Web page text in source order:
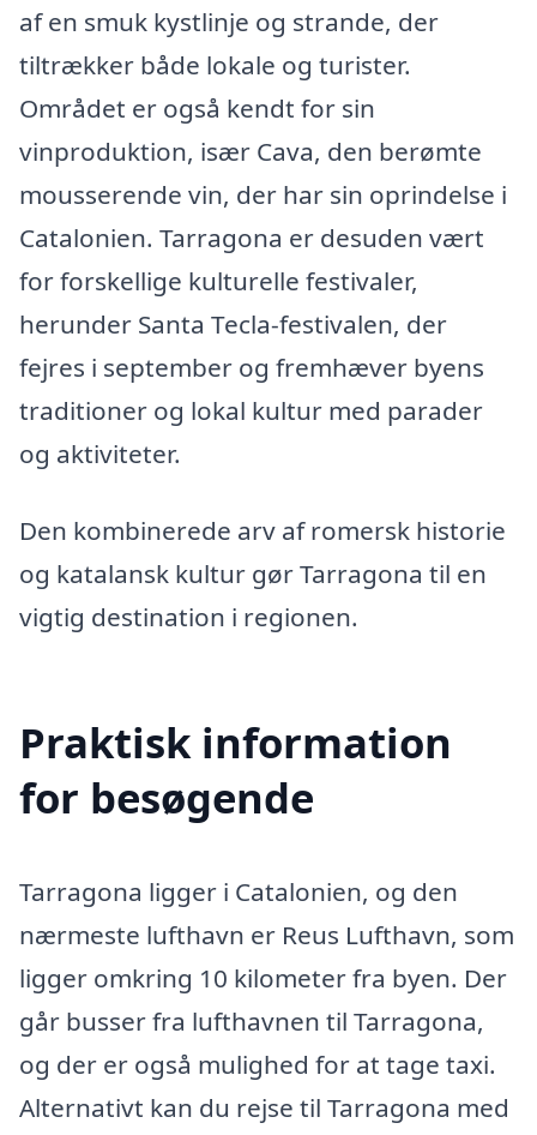
af en smuk kystlinje og strande, der
tiltrækker både lokale og turister.
Området er også kendt for sin
vinproduktion, især Cava, den berømte
mousserende vin, der har sin oprindelse i
Catalonien. Tarragona er desuden vært
for forskellige kulturelle festivaler,
herunder Santa Tecla-festivalen, der
fejres i september og fremhæver byens
traditioner og lokal kultur med parader
og aktiviteter.
Den kombinerede arv af romersk historie
og katalansk kultur gør Tarragona til en
vigtig destination i regionen.
Praktisk information
for besøgende
Tarragona ligger i Catalonien, og den
nærmeste lufthavn er Reus Lufthavn, som
ligger omkring 10 kilometer fra byen. Der
går busser fra lufthavnen til Tarragona,
og der er også mulighed for at tage taxi.
Alternativt kan du rejse til Tarragona med